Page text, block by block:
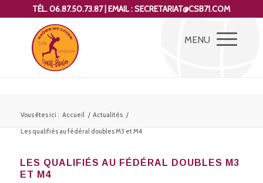
TÉL. 06.87.50.73.87 | EMAIL : SECRETARIAT@CSB71.COM
Vous êtes ici : Accueil / Actualités /
Les qualifiés au fédéral doubles M3 et M4
LES QUALIFIÉS AU FÉDÉRAL DOUBLES M3
ET M4